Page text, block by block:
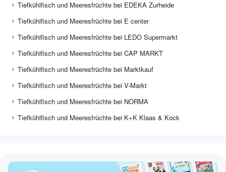
Tiefkühlfisch und Meeresfrüchte bei EDEKA Zurheide
Tiefkühlfisch und Meeresfrüchte bei E center
Tiefkühlfisch und Meeresfrüchte bei LEDO Supermarkt
Tiefkühlfisch und Meeresfrüchte bei CAP MARKT
Tiefkühlfisch und Meeresfrüchte bei Marktkauf
Tiefkühlfisch und Meeresfrüchte bei V-Markt
Tiefkühlfisch und Meeresfrüchte bei NORMA
Tiefkühlfisch und Meeresfrüchte bei K+K Klaas & Kock